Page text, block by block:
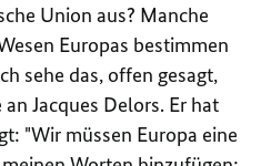
Union aus? Manche
Europas bestimmen
sehe das, offen gesagt,
Jacques Delors. Er hat
"Wir müssen Europa eine